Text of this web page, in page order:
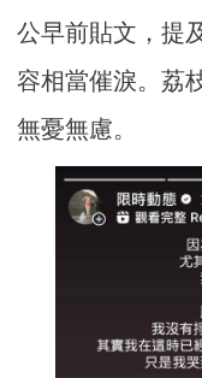
公早前貼文，提
容相當催淚。荔
無憂無慮。